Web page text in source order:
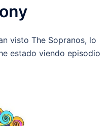
visto The Sopranos, lo
estado viendo episodio